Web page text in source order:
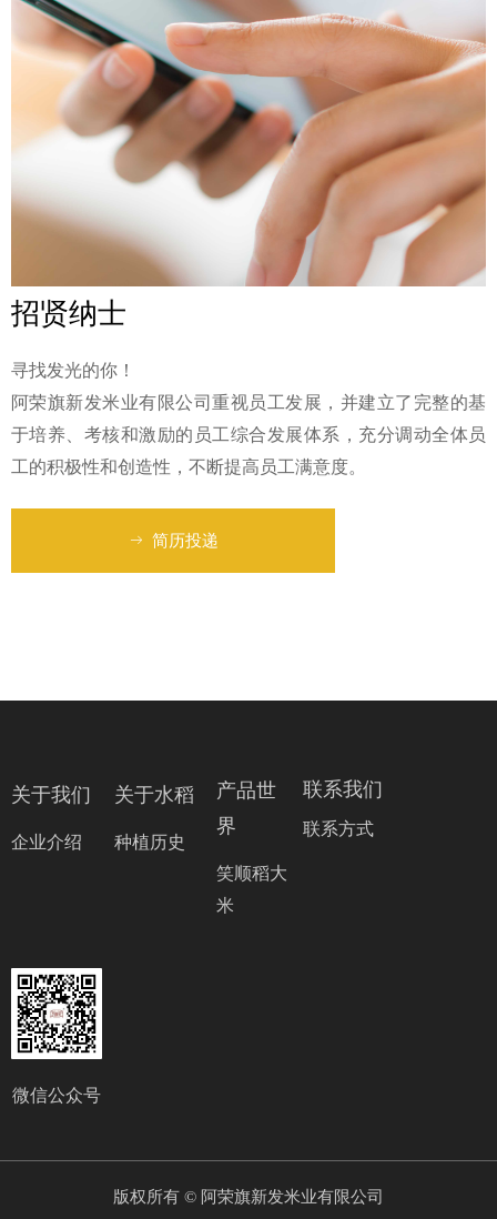
招贤纳士
寻找发光的你！
阿荣旗新发米业有限公司重视员工发展，并建立了完整的基
于培养、考核和激励的员工综合发展体系，充分调动全体员
工的积极性和创造性，不断提高员工满意度。
ꁹ 简历投递
关于我们
企业介绍
关于水稻
种植历史
产品世
界
笑顺稻大
米
联系我们
联系方式
微信公众号
版权所有 © 阿荣旗新发米业有限公司